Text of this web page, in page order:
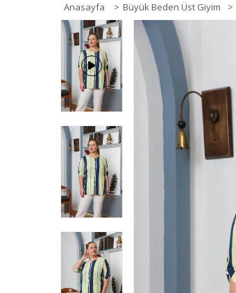
Anasayfa > Büyük Beden Üst Giyim >